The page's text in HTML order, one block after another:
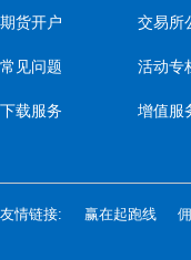
期货开户
常见问题
下载服务
交易所
活动专
增值服
友情链接: 赢在起跑线